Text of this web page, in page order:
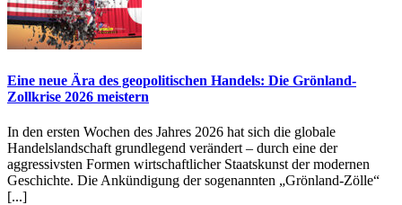
Eine neue Ära des geopolitischen Handels: Die Grönland-
Zollkrise 2026 meistern
In den ersten Wochen des Jahres 2026 hat sich die globale
Handelslandschaft grundlegend verändert – durch eine der
aggressivsten Formen wirtschaftlicher Staatskunst der modernen
Geschichte. Die Ankündigung der sogenannten „Grönland-Zölle“
[...]